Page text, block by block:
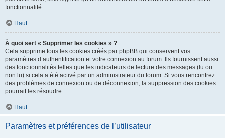
fonctionnalité.
Haut
À quoi sert « Supprimer les cookies » ?
Cela supprime tous les cookies créés par phpBB qui conservent vos
paramètres d’authentification et votre connexion au forum. Ils fournissent aussi
des fonctionnalités telles que les indicateurs de lecture des messages (lu ou
non lu) si cela a été activé par un administrateur du forum. Si vous rencontrez
des problèmes de connexion ou de déconnexion, la suppression des cookies
pourrait les résoudre.
Haut
Paramètres et préférences de l’utilisateur